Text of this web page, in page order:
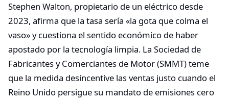
Stephen Walton, propietario de un eléctrico desde
2023, afirma que la tasa sería «la gota que colma el
vaso» y cuestiona el sentido económico de haber
apostado por la tecnología limpia. La Sociedad de
Fabricantes y Comerciantes de Motor (SMMT) teme
que la medida desincentive las ventas justo cuando el
Reino Unido persigue su mandato de emisiones cero